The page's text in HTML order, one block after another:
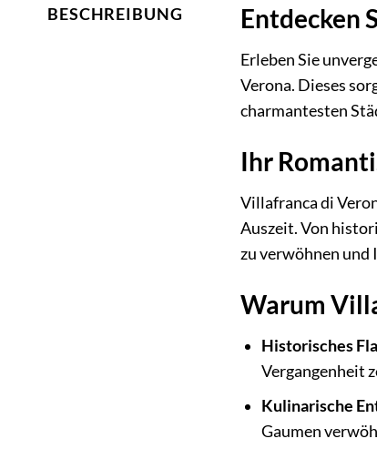
BESCHREIBUNG Entdecken
Erleben Sie
Verona. Dieses
charmantesten
Ihr
Villafranca di
Auszeit. Von
zu verwöhnen und
Warum
Historisches
Vergangenheit
Kulinarische
Gaumen